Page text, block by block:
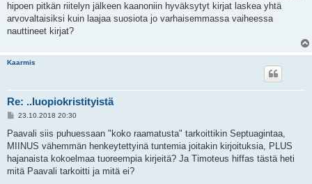
hipoen pitkän riitelyn jälkeen kaanoniin hyväksytyt kirjat laskea yhtä
arvovaltaisiksi kuin laajaa suosiota jo varhaisemmassa vaiheessa
nauttineet kirjat?
Kaarmis
Re: ..luopiokristityistä
V
e
t
i
23.10.2018 20:30
Paavali siis puhuessaan "koko raamatusta" tarkoittikin Septuagintaa,
MIINUS vähemmän henkeytettyinä tuntemia joitakin kirjoituksia, PLUS
hajanaista kokoelmaa tuoreempia kirjeitä? Ja Timoteus hiffas tästä heti
mitä Paavali tarkoitti ja mitä ei?